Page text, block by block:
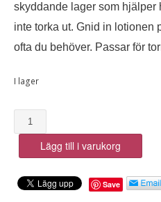
skyddande lager som hjälper
inte torka ut. Gnid in lotionen
ofta du behöver. Passar för
I lager
Avon
Care:
Silicone
75
Lägg till i varukorg
Save